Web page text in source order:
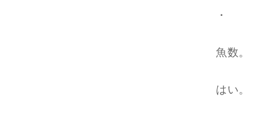
・
魚数。
はい。